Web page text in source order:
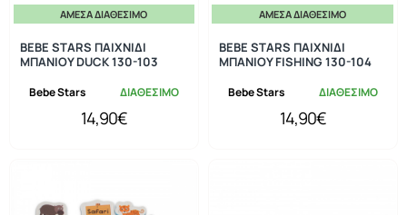
ΆΜΕΣΑ ΔΙΑΘΈΣΙΜΟ
Bebe Stars ΔΙΑΘΕΣΙΜΟ
BEBE STARS ΠΑΙΧΝΙΔΙ
ΜΠΑΝΙΟΥ DUCK 130-103
14,90€
ΆΜΕΣΑ ΔΙΑΘΈΣΙΜΟ
Bebe Stars ΔΙΑΘΕΣΙΜΟ
BEBE STARS ΠΑΙΧΝΙΔΙ
ΜΠΑΝΙΟΥ FISHING 130-104
14,90€